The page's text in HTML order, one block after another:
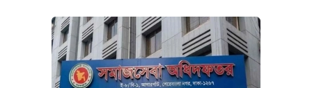
ভাতা-উপবৃত্তির আবেদন শুরু, জেনে নিন পদ্ধতি
আজ শুক্রবার রাজধানীর যেসব মার্কেট-দোকানপাট